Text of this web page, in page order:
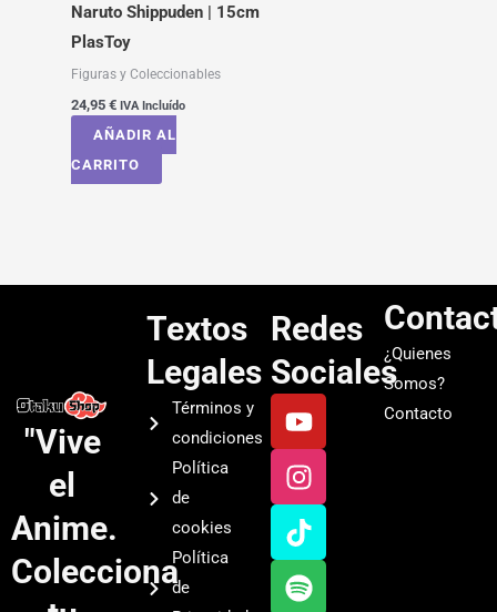
Naruto Shippuden | 15cm
PlasToy
Figuras y Coleccionables
24,95 € IVA Incluído
AÑADIR AL
CARRITO
"Vive
el
Anime.
Colecciona
Textos
Legales
Términos y
condiciones
Política
de
cookies
Política
de
Redes
Sociales
Y
o
u
t
u
b
e
I
n
s
t
a
g
r
a
T
i
k
t
o
k
S
p
o
t
i
f
y
¿Quienes
Somos?
Contacto